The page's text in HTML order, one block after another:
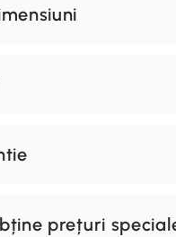
prețuri